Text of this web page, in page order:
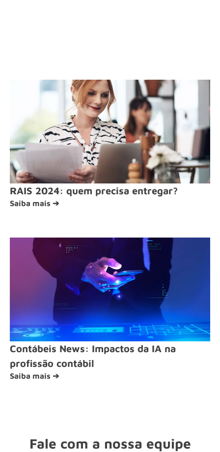
RAIS 2024: quem precisa entregar?
Saiba mais ➔
Contábeis News: Impactos da IA na
profissão contábil
Saiba mais ➔
Fale com a nossa equipe